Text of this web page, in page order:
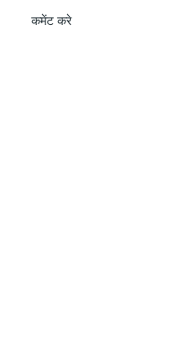
कमेंट करे